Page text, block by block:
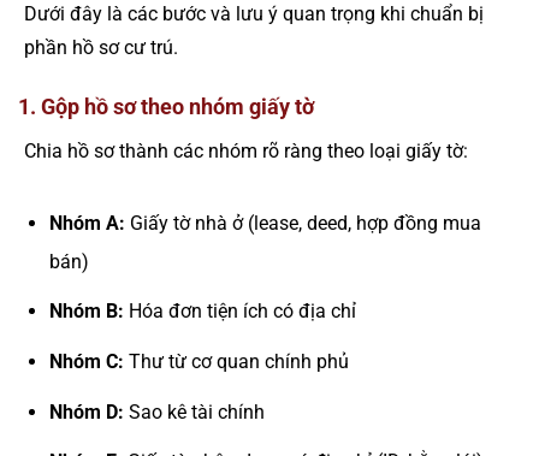
Dưới đây là các bước và lưu ý quan trọng khi chuẩn bị
phần hồ sơ cư trú.
1. Gộp hồ sơ theo nhóm giấy tờ
Chia hồ sơ thành các nhóm rõ ràng theo loại giấy tờ:
Nhóm A: Giấy tờ nhà ở (lease, deed, hợp đồng mua
bán)
Nhóm B: Hóa đơn tiện ích có địa chỉ
Nhóm C: Thư từ cơ quan chính phủ
Nhóm D: Sao kê tài chính